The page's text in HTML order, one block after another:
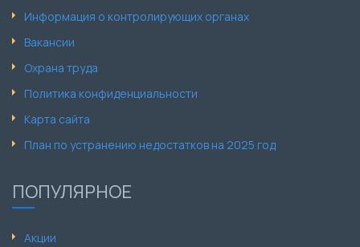
Информация о контролирующих органах
Вакансии
Охрана труда
Политика конфиденциальности
Карта сайта
План по устранению недостатков на 2025 год
ПОПУЛЯРНОЕ
Акции